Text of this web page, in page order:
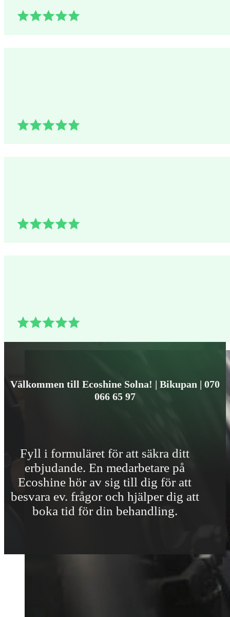
Välkommen till Ecoshine Solna! | Bikupan | 070
066 65 97
Fyll i formuläret för att säkra ditt
erbjudande. En medarbetare på
Ecoshine hör av sig till dig för att
besvara ev. frågor och hjälper dig att
boka tid för din behandling.